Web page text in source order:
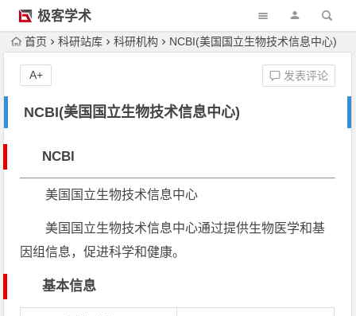
极客学术
首页 科研站库 科研机构 NCBI(美国国立生物技术信息中心)
NCBI(美国国立生物技术信息中心)
发表评论
A+
NCBI
美国国立生物技术信息中心
美国国立生物技术信息中心通过提供生物医学和基
因组信息，促进科学和健康。
基本信息